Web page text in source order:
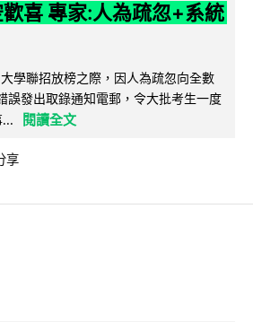
喜 專家:人為疏忽+系統
學聯招放榜之際，因人為疏忽向全數
誤發出取錄通知電郵，令大批考生一度
閱讀全文
享